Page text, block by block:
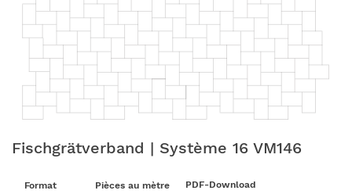
Fischgrätverband | Système 16 VM146
Format Pièces au mètre PDF-Download